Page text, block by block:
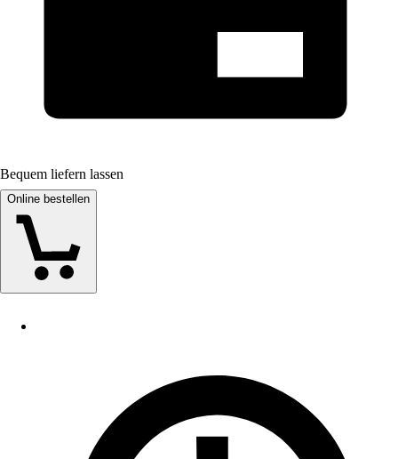
Bequem liefern lassen
Online bestellen